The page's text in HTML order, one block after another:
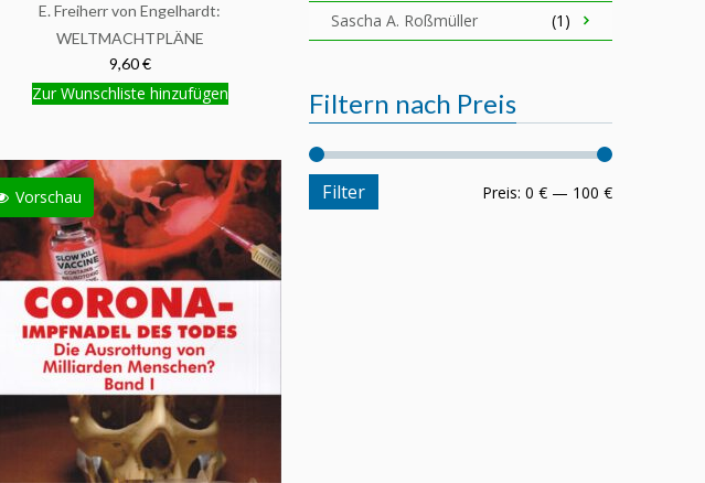
E. Freiherr von Engelhardt:
WELTMACHTPLÄNE
9,60 €
Zur Wunschliste hinzufügen
Vorschau
Sascha A. Roßmüller
(1)
Filtern nach Preis
Filter Preis: 0 €— 100 €